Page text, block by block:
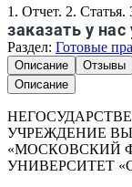
1. Отчет. 2. Статья.
заказать у
Раздел: Готовые
Описание Отзывы
Описание
УЧРЕЖДЕНИЕ
«МОСКОВСКИЙ
УНИВЕРСИТЕТ